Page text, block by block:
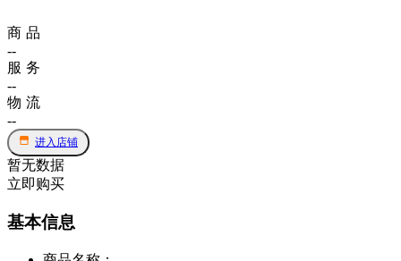
商品
--
服务
--
物流
--
进入店铺
暂无数据
立即购买
基本信息